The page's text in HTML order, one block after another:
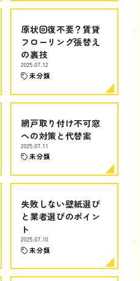
原状回復不要？賃貸
フローリング張替え
の裏技
2025.07.12
未分類
網戸取り付け不可窓
への対策と代替案
2025.07.11
未分類
失敗しない壁紙選び
と業者選びのポイン
ト
2025.07.10
未分類